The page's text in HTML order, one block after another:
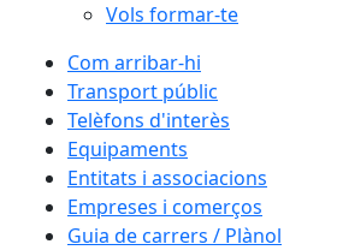
Vols formar-te
Com arribar-hi
Transport públic
Telèfons d'interès
Equipaments
Entitats i associacions
Empreses i comerços
Guia de carrers / Plànol